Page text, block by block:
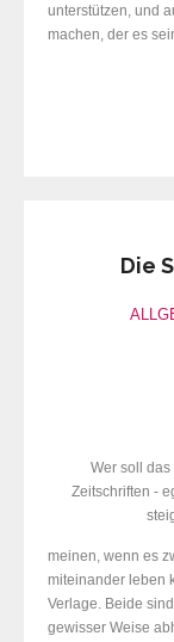
unterstützen, und
machen, der es
Die
Wer soll
Zeitschriften -
meinen, wenn es
miteinander leben
Verlage. Beide
gewisser Weise